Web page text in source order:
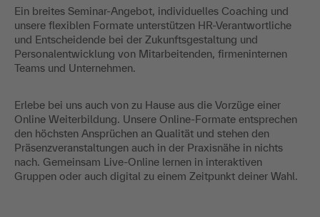
Ein breites Seminar-Angebot, individuelles Coaching und
unsere flexiblen Formate unterstützen HR-Verantwortliche
und Entscheidende bei der Zukunftsgestaltung und
Personalentwicklung von Mitarbeitenden, firmeninternen
Teams und Unternehmen.
Erlebe bei uns auch von zu Hause aus die Vorzüge einer
Online Weiterbildung. Unsere Online-Formate entsprechen
den höchsten Ansprüchen an Qualität und stehen den
Präsenzveranstaltungen auch in der Praxisnähe in nichts
nach. Gemeinsam Live-Online lernen in interaktiven
Gruppen oder auch digital zu einem Zeitpunkt deiner Wahl.